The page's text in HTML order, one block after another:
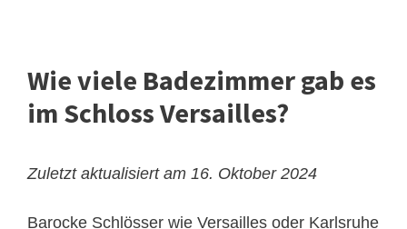
Wie viele Badezimmer gab es
im Schloss Versailles?
Zuletzt aktualisiert am 16. Oktober 2024
Barocke Schlösser wie Versailles oder Karlsruhe